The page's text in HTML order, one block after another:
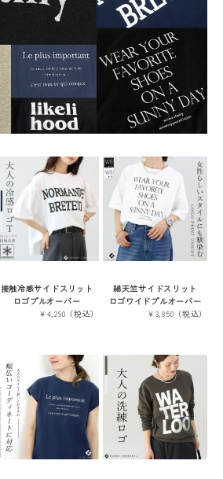
接触冷感サイドスリット
ロゴプルオーバー
￥4,290（税込）
綿天竺サイドスリット
ロゴワイドプルオーバー
￥3,850（税込）